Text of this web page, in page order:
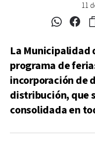
11
La Municipalidad
programa de
incorporación de
distribución, que
consolidada en